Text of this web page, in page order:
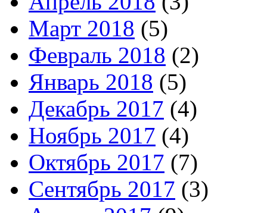
Март 2018 (5)
Февраль 2018 (2)
Январь 2018 (5)
Декабрь 2017 (4)
Ноябрь 2017 (4)
Октябрь 2017 (7)
Сентябрь 2017 (3)